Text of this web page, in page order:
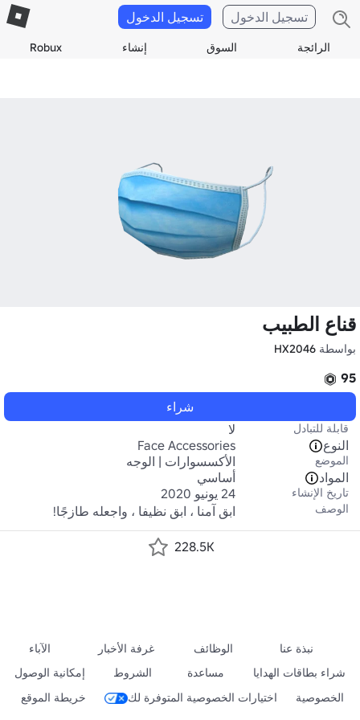
الرائجة السوق إنشاء Robux
تسجيل الدخول تسجيل الدخول
قناع الطبيب
بواسطة HX2046
95
شراء
قابلة للتبادل
لا
النوع
Face Accessories
الموضع
الأكسسوارات | الوجه
المواد
أساسي
تاريخ الإنشاء 24 يونيو 2020
الوصف ابق آمنا ، ابق نظيفا ، واجعله طازجًا!
228.5K
نبذة عنا الوظائف غرفة الأخبار
الآباء
شراء بطاقات الهدايا
مساعدة الشروط
إمكانية الوصول
الخصوصية
اختيارات الخصوصية المتوفرة لك خريطة الموقع